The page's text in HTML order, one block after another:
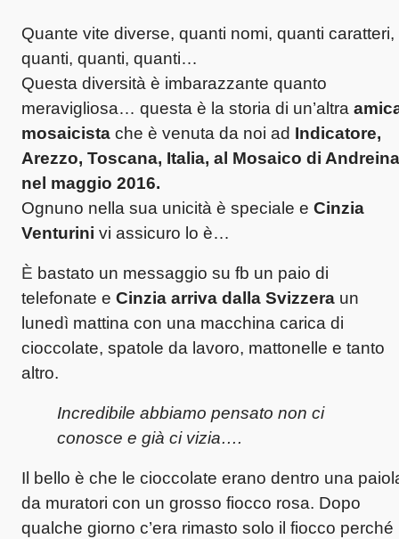
Quante vite diverse, quanti nomi, quanti caratteri,
quanti, quanti, quanti…
Questa diversità è imbarazzante quanto
meravigliosa… questa è la storia di un’altra
mosaicista che è venuta da noi ad Indicatore,
Arezzo, Toscana, Italia, al Mosaico di Andreina
nel maggio 2016.
Ognuno nella sua unicità è speciale e Cinzia
Venturini vi assicuro lo è…
È bastato un messaggio su fb un paio di
telefonate e Cinzia arriva dalla Svizzera un
lunedì mattina con una macchina carica di
cioccolate, spatole da lavoro, mattonelle e tanto
altro.
Incredibile abbiamo pensato non ci
conosce e già ci vizia….
Il bello è che le cioccolate erano dentro una
da muratori con un grosso fiocco rosa. Dopo
qualche giorno c’era rimasto solo il fiocco perché